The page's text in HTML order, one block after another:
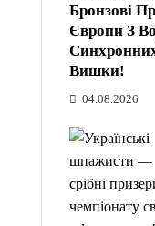
Бронзові
Європи З
Вишки!
04.08.2026